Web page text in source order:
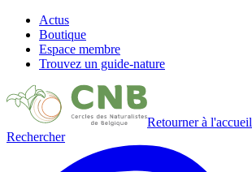
Actus
Boutique
Espace membre
Trouvez un guide-nature
Retourner à l'accueil
Rechercher